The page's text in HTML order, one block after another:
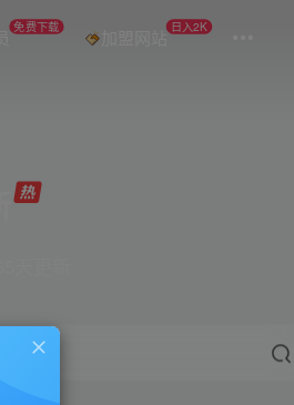
免费下载 加盟网站 日入2K